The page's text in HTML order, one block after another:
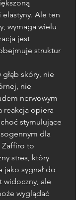
Ale ten
wymaga wielu
jest
struktur
skóry, nie
nie
nerwowym
reakcja opiera
stymulujące
dla
Zaffiro to
stres, który
sygnał do
widoczny, ale
wyglądać